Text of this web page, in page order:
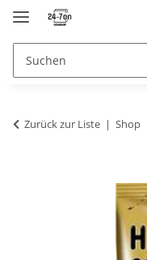
Zurück zur Liste Shop